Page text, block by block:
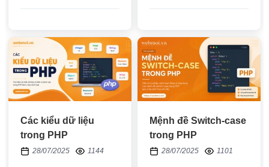
thường
Các kiểu dữ liệu
trong PHP
28/07/2025 1144
Mệnh đề Switch-case
trong PHP
28/07/2025 1101